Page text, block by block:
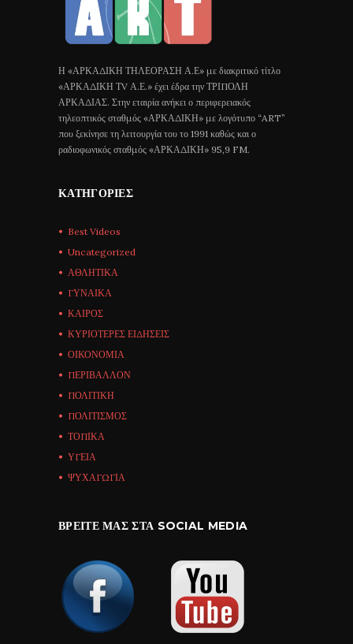
Η «ΑΡΚΑΔΙΚΗ ΤΗΛΕΟΡΑΣΗ Α.Ε» με διακριτικό τίτλο
«ΑΡΚΑΔΙΚΗ ΤV Α.Ε.» έχει έδρα την ΤΡΙΠΟΛΗ
ΑΡΚΑΔΙΑΣ. Στην εταιρία ανήκει ο περιφερειακός
τηλεοπτικός σταθμός «ΑΡΚΑΔΙΚΗ» με λογότυπο “ART”
που ξεκίνησε τη λειτουργία του το 1991 καθώς και ο
ραδιοφωνικός σταθμός «ΑΡΚΑΔΙΚΗ» 95,9 FM.
ΚΑΤΗΓΟΡΊΕΣ
Best Videos
Uncategorized
ΑΘΛΗΤΙΚΑ
ΓΥΝΑΙΚΑ
ΚΑΙΡΟΣ
ΚΥΡΙΟΤΕΡΕΣ ΕΙΔΗΣΕΙΣ
ΟΙΚΟΝΟΜΙΑ
ΠΕΡΙΒΑΛΛΟΝ
ΠΟΛΙΤΙΚΗ
ΠΟΛΙΤΙΣΜΟΣ
ΤΟΠΙΚΑ
ΥΓΕΙΑ
ΨΥΧΑΓΩΓΙΑ
ΒΡΕΊΤΕ ΜΑΣ ΣΤΑ SOCIAL MEDIA